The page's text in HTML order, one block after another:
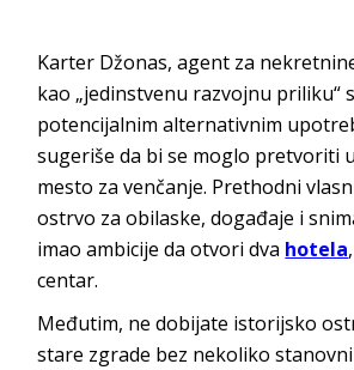
Karter Džonas, agent za
kao „jedinstvenu razvojnu priliku“
potencijalnim alternativnim
sugeriše da bi se moglo pretvoriti
mesto za venčanje. Prethodni
ostrvo za obilaske, događaje i
imao ambicije da otvori dva hotela
centar.
Međutim, ne dobijate istorijsko
stare zgrade bez nekoliko